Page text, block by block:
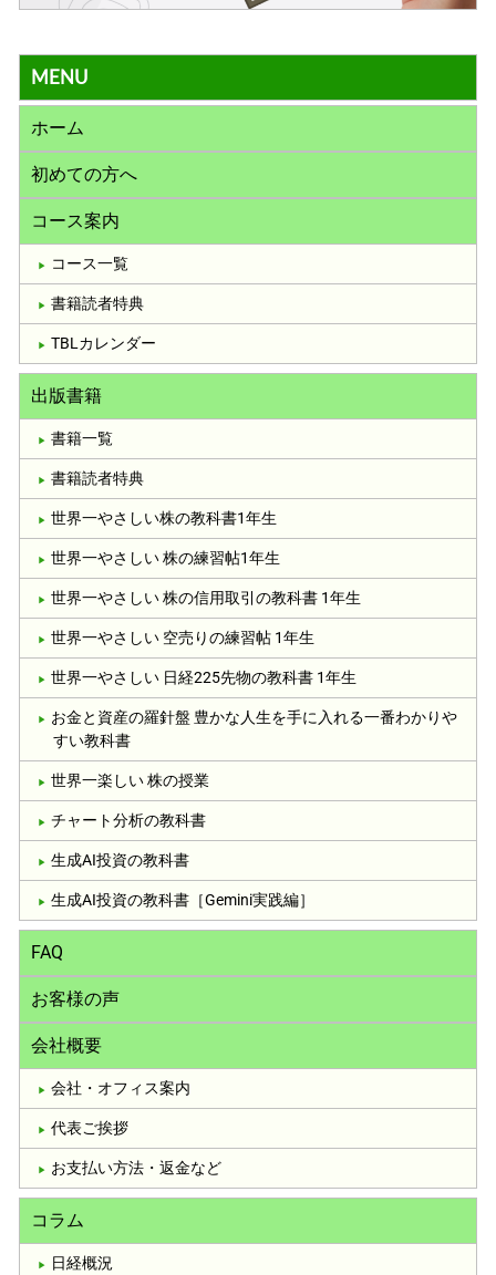
MENU
ホーム
初めての方へ
コース案内
コース一覧
書籍読者特典
TBLカレンダー
出版書籍
書籍一覧
書籍読者特典
世界一やさしい株の教科書1年生
世界一やさしい 株の練習帖1年生
世界一やさしい 株の信用取引の教科書 1年生
世界一やさしい 空売りの練習帖 1年生
世界一やさしい 日経225先物の教科書 1年生
お金と資産の羅針盤 豊かな人生を手に入れる一番わかりや
すい教科書
世界一楽しい 株の授業
チャート分析の教科書
生成AI投資の教科書
生成AI投資の教科書［Gemini実践編］
FAQ
お客様の声
会社概要
会社・オフィス案内
代表ご挨拶
お支払い方法・返金など
コラム
日経概況